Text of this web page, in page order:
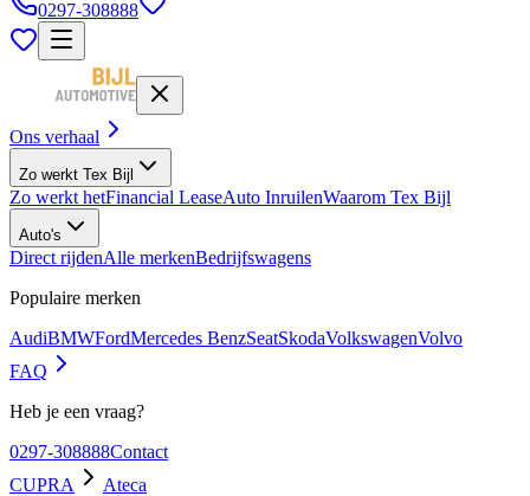
0297-308888
Ons verhaal
Zo werkt Tex Bijl
Zo werkt hetFinancial LeaseAuto InruilenWaarom Tex Bijl
Auto's
Direct rijdenAlle merkenBedrijfswagens
Populaire merken
AudiBMWFordMercedes BenzSeatSkodaVolkswagenVolvo
FAQ
Heb je een vraag?
0297-308888Contact
CUPRA
Ateca